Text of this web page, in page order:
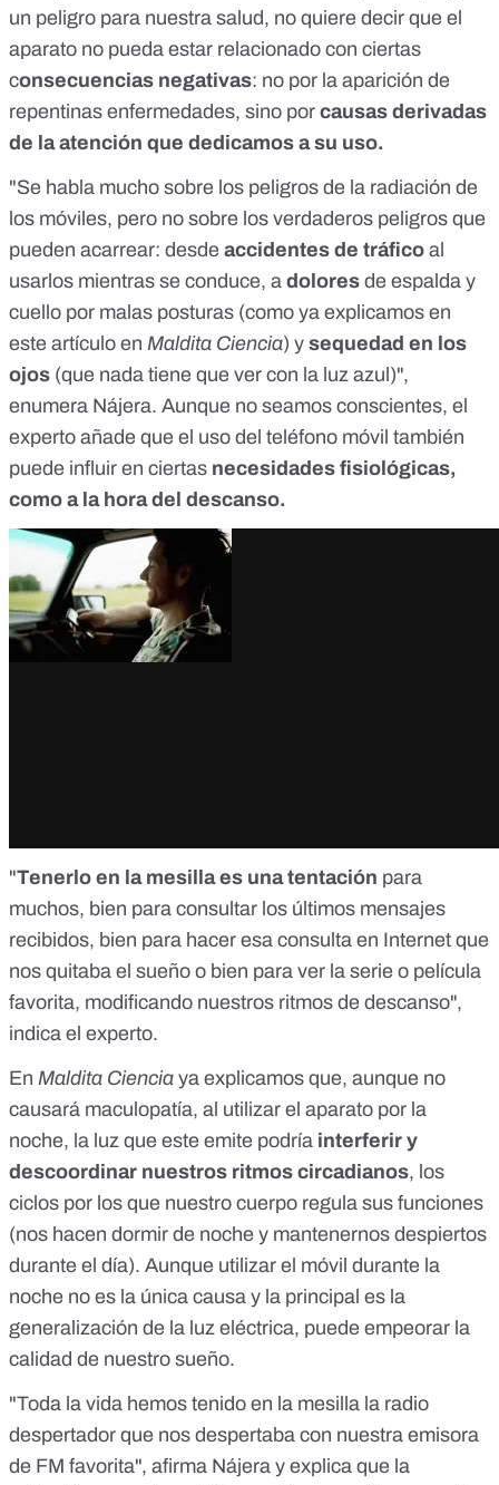
un peligro para nuestra salud, no quiere decir que el
aparato no pueda estar relacionado con ciertas
consecuencias negativas: no por la aparición de
repentinas enfermedades, sino por causas derivadas
de la atención que dedicamos a su uso.
"Se habla mucho sobre los peligros de la radiación de
los móviles, pero no sobre los verdaderos peligros que
pueden acarrear: desde accidentes de tráfico al
usarlos mientras se conduce, a dolores de espalda y
cuello por malas posturas (como ya explicamos en
este artículo en Maldita Ciencia) y sequedad en los
ojos (que nada tiene que ver con la luz azul )",
enumera Nájera. Aunque no seamos conscientes, el
experto añade que el uso del teléfono móvil también
puede influir en ciertas necesidades fisiológicas,
como a la hora del descanso.
"Tenerlo en la mesilla es una tentación para
muchos, bien para consultar los últimos mensajes
recibidos, bien para hacer esa consulta en Internet que
nos quitaba el sueño o bien para ver la serie o película
favorita, modificando nuestros ritmos de descanso",
indica el experto.
En Maldita Ciencia ya explicamos que, aunque no
causará maculopatía, al utilizar el aparato por la
noche, la luz que este emite podría interferir y
descoordinar nuestros ritmos circadianos, los
ciclos por los que nuestro cuerpo regula sus funciones
(nos hacen dormir de noche y mantenernos despiertos
durante el día). Aunque utilizar el móvil durante la
noche no es la única causa y la principal es la
generalización de la luz eléctrica, puede empeorar la
calidad de nuestro sueño.
"Toda la vida hemos tenido en la mesilla la radio
despertador que nos despertaba con nuestra emisora
de FM favorita", afirma Nájera y explica que la